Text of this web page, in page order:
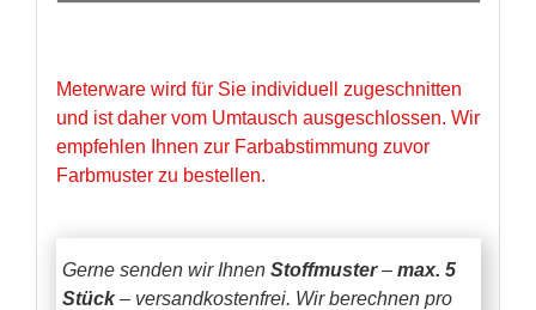
Meterware wird für Sie individuell zugeschnitten
und ist daher vom Umtausch ausgeschlossen. Wir
empfehlen Ihnen zur Farbabstimmung zuvor
Farbmuster zu bestellen.
Gerne senden wir Ihnen Stoffmuster– max. 5
Stück– versandkostenfrei. Wir berechnen pro